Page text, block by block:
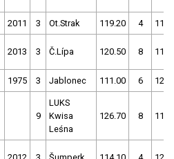
2011 3 Ot.Strak 119.20 4
2013 3 Č.Lípa 120.50 8
1975 3 Jablonec 111.00 6
9
LUKS
Kwisa
Leśna
126.70 8